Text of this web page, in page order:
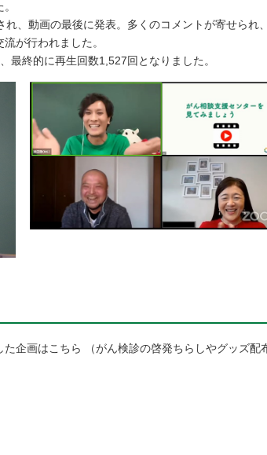
、動画の最後に発表。多くのコメントが寄せられ
が行われました。
最終的に再生回数1,527回となりました。
企画はこちら （がん検診の啓発ちらしやグッズ配